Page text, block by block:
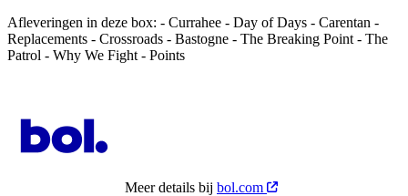
Afleveringen in deze box: - Currahee - Day of Days - Carentan -
Replacements - Crossroads - Bastogne - The Breaking Point - The
Patrol - Why We Fight - Points
Meer details bij bol.com